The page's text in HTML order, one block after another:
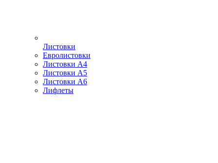
Листовки
Евролистовки
Листовки А4
Листовки А5
Листовки А6
Лифлеты